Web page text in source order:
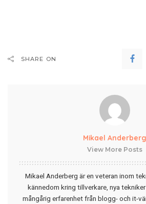
SHARE ON
Mikael Anderberg
View More Posts
Mikael Anderberg är en veteran inom
kännedom kring tillverkare, nya
mångårig erfarenhet från blogg- och it-